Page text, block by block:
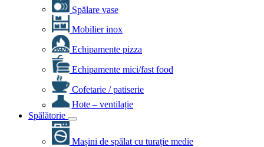
Spălare vase
Mobilier inox
Echipamente pizza
Echipamente mici/fast food
Cofetarie / patiserie
Hote – ventilație
Spălătorie
Mașini de spălat cu turație medie